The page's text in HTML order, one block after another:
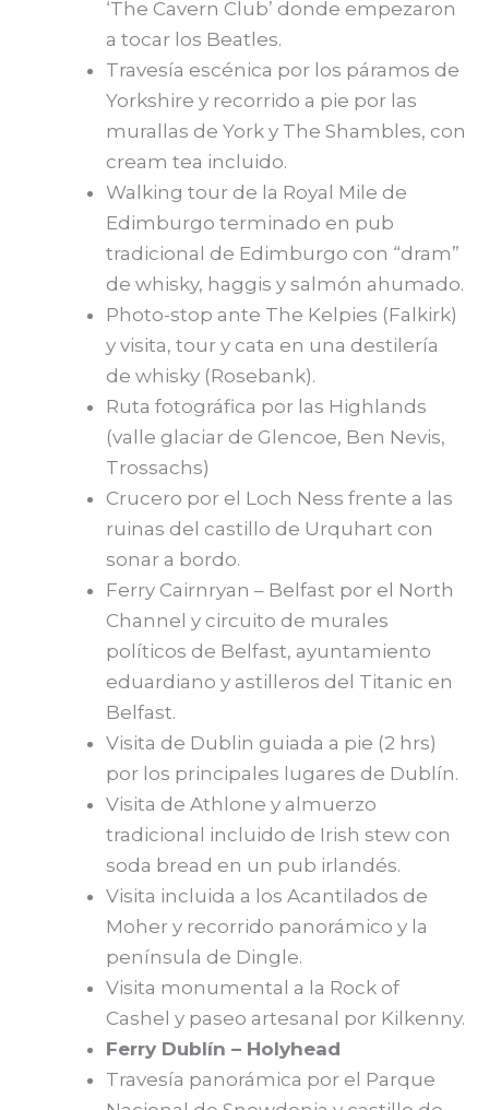
‘The Cavern Club’ donde empezaron
a tocar los Beatles.
Travesía escénica por los páramos de
Yorkshire y recorrido a pie por las
murallas de York y The Shambles, con
cream tea incluido.
Walking tour de la Royal Mile de
Edimburgo terminado en pub
tradicional de Edimburgo con “dram”
de whisky, haggis y salmón ahumado.
Photo-stop ante The Kelpies (Falkirk)
y visita, tour y cata en una destilería
de whisky (Rosebank).
Ruta fotográfica por las Highlands
(valle glaciar de Glencoe, Ben Nevis,
Trossachs)
Crucero por el Loch Ness frente a las
ruinas del castillo de Urquhart con
sonar a bordo.
Ferry Cairnryan – Belfast por el North
Channel y circuito de murales
políticos de Belfast, ayuntamiento
eduardiano y astilleros del Titanic en
Belfast.
Visita de Dublin guiada a pie (2 hrs)
por los principales lugares de Dublín.
Visita de Athlone y almuerzo
tradicional incluido de Irish stew con
soda bread en un pub irlandés.
Visita incluida a los Acantilados de
Moher y recorrido panorámico y la
península de Dingle.
Visita monumental a la Rock of
Cashel y paseo artesanal por Kilkenny.
Ferry Dublín – Holyhead
Travesía panorámica por el Parque